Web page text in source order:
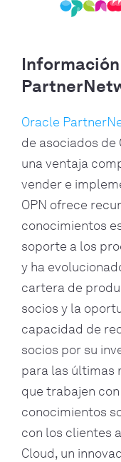
Oracle
de asociados de
una ventaja
vender e
OPN ofrece
conocimientos
soporte a los
y ha
cartera de
socios y la
capacidad de
socios por su
para las últimas
que trabajen
conocimientos
con los clientes
Cloud, un